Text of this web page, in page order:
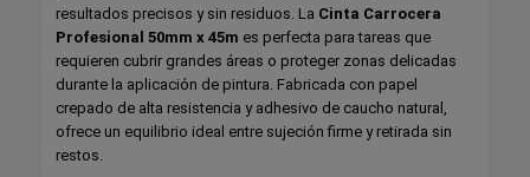
resultados precisos y sin residuos. La Cinta Carrocera
Profesional 50mm x 45m es perfecta para tareas que
requieren cubrir grandes áreas o proteger zonas delicadas
durante la aplicación de pintura. Fabricada con papel
crepado de alta resistencia y adhesivo de caucho natural,
ofrece un equilibrio ideal entre sujeción firme y retirada sin
restos.